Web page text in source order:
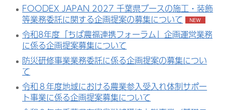
FOODEX JAPAN 2027 千葉県ブースの施工・装飾
等業務委託に関する企画提案の募集について
令和8年度「ちば農福連携フォーラム」企画運営業務
に係る企画提案募集について
防災研修事業業務委託に係る企画提案の募集につい
て
令和８年度地域における農業参入受入れ体制サポー
ト事業に係る企画提案募集について